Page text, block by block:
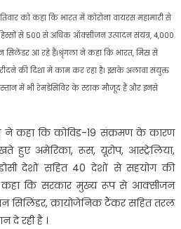
को कहा कि भारत में कोरोना वायरस महामारी से
से 500 से अधिक ऑक्सीजन उत्पादन संयंत्र, 4,000
आ रहे हैं।श्रृंगला ने कहा कि भारत, मिस्र से
की दिशा में काम कर रहा है। इसके अलावा संयुक्त
में भी रेमडेसिविर के स्टाक मौजूद हैं और इनसे
ने कहा कि कोविड-19 संक्रमण के कारण
हुए अमेरिका, रूस, यूरोप, आस्ट्रेलिया,
देशों सहित 40 देशों से सहयोग की
कि सरकार मुख्य रूप से आक्सीजन
सिलिंडर, क्रायोजेनिक टैंकर सहित तरल
दे रही है ।